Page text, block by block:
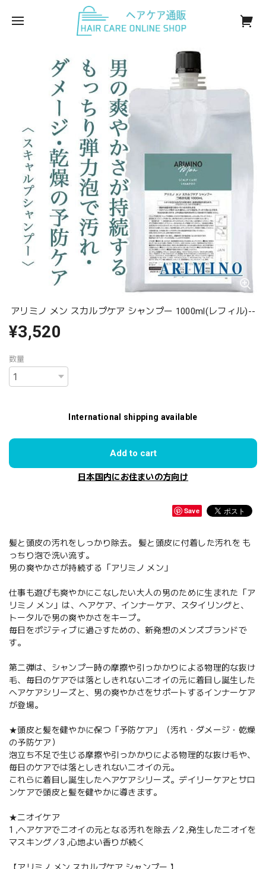
アリミノ メン スカルプケア シャンプー 1000ml(レフィル)--
¥3,520
数量
International shipping available
Add to cart
日本国内にお住まいの方向け
Save
髪と頭皮の汚れをしっかり除去。 髪と頭皮に付着した汚れを も
っちり泡で洗い流す。
男の爽やかさが持続する「アリミノ メン」
仕事も遊びも爽やかにこなしたい大人の男のために生まれた「ア
リミノ メン」は、ヘアケア、インナーケア、スタイリングと、
トータルで男の爽やかさをキープ。
毎日をポジティブに過ごすための、新発想のメンズブランドで
す。
第二弾は、シャンプー時の摩擦や引っかかりによる物理的な抜け
毛、毎日のケアでは落としきれないニオイの元に着目し誕生した
ヘアケアシリーズと、男の爽やかさをサポートするインナーケア
が登場。
★頭皮と髪を健やかに保つ「予防ケア」（汚れ・ダメージ・乾燥
の予防ケア）
泡立ち不足で生じる摩擦や引っかかりによる物理的な抜け毛や、
毎日のケアでは落としきれないニオイの元。
これらに着目し誕生したヘアケアシリーズ。デイリーケアとサロ
ンケアで頭皮と髪を健やかに導きます。
★ニオイケア
1 ,ヘアケアでニオイの元となる汚れを除去／2 ,発生したニオイを
マスキング／3 ,心地よい香りが続く
【アリミノ メン スカルプケア シャンプー 】